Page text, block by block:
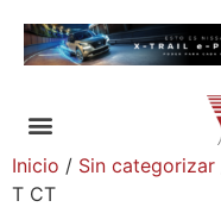
Inicio / Sin categorizar
T CT